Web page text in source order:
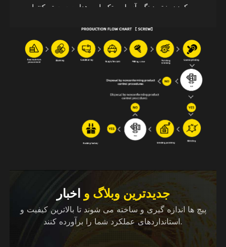
کردن، نیتریدینگ، آسیاب، تکمیل و هدایت سیستم کنترل
113 (جدیدترین فولاد 3#) نیز یکی از اولین محصولات ما
است. برای جوشکاری دو فلزی آلیاژی (PTA) قابل استفاده
است. علاوه بر ارائه تجهیزات تعادلی برای شرکت های
ماشین آلات کامل در خارج از کشور، ما همچنین یک تامین
نقشه برداری و همچنین خدمات طراحی را برای شرکت های
بزرگ و کوچک در داخل انجام می دهیم. مهم نیست که شما
صمیمانه و متفکرانه خود استقبال می کنیم.
جدیدترین وبلاگ و اخبار
پیچ ها اندازه گیری و ساخته می شوند تا بالاترین کیفیت و
استانداردهای عملکرد شما را برآورده کنند.